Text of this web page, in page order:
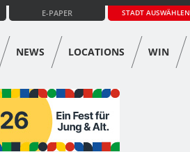
STADT AUSWÄHLEN
E-PAPER
NEWS LOCATIONS WIN